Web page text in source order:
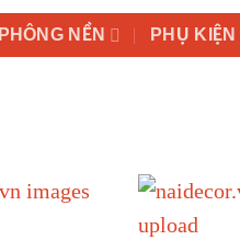
PHÔNG NỀN PHỤ KIỆN